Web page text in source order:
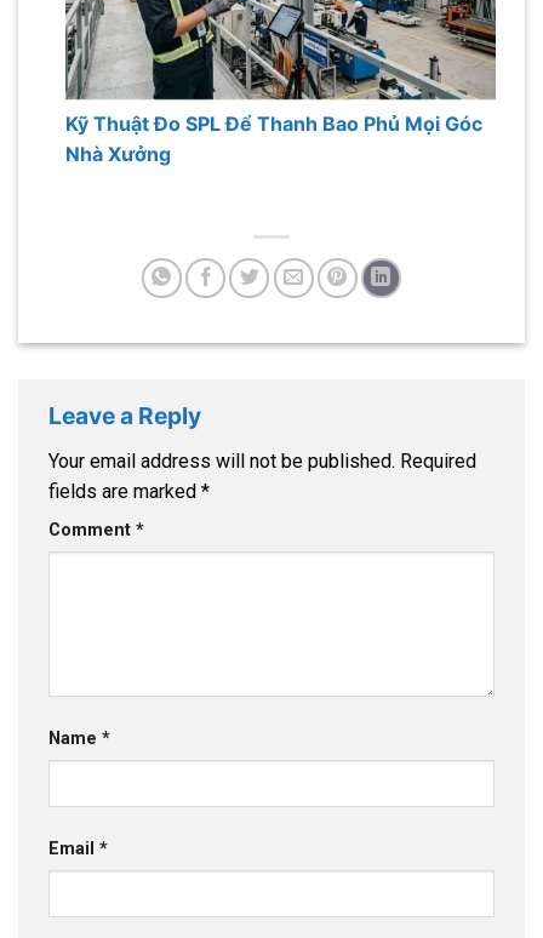
Kỹ Thuật Đo SPL Để Thanh Bao Phủ Mọi Góc
Nhà Xưởng
Leave a Reply
Your email address will not be published. Required
fields are marked *
Comment *
Name *
Email *